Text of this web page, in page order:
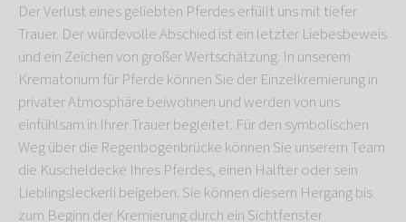
Der Verlust eines geliebten Pferdes erfüllt uns mit tiefer
Trauer. Der würdevolle Abschied ist ein letzter Liebesbeweis
und ein Zeichen von großer Wertschätzung. In unserem
Krematorium für Pferde können Sie der Einzelkremierung in
privater Atmosphäre beiwohnen und werden von uns
einfühlsam in Ihrer Trauer begleitet. Für den symbolischen
Weg über die Regenbogenbrücke können Sie unserem Team
die Kuscheldecke Ihres Pferdes, einen Halfter oder sein
Lieblingsleckerli beigeben. Sie können diesem Hergang bis
zum Beginn der Kremierung durch ein Sichtfenster